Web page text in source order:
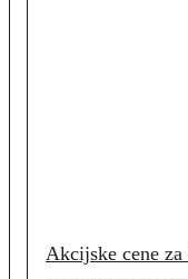
Akcijske cene